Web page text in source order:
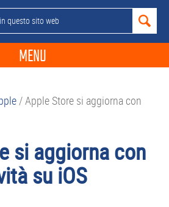
MENU
GUIDE ACQUISTO
SMARTPHONE
TABLET
/Apple Store si aggiorna con
si aggiorna con
su iOS